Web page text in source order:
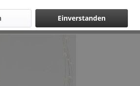
Einverstanden